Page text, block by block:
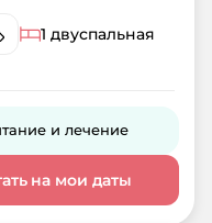
1 двуспальная
и лечение
на мои даты